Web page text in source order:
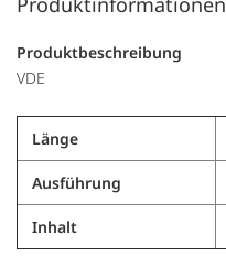
Produktbeschreibung
VDE
Länge
Ausführung
Inhalt